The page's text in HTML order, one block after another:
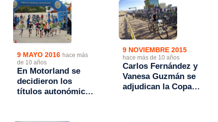
9 MAYO 2016 hace más
de 10 años
En Motorland se
decidieron los
títulos autonómicos
9 NOVIEMBRE 2015
hace más de 10 años
Carlos Fernández y
Vanesa Guzmán se
adjudican la Copa